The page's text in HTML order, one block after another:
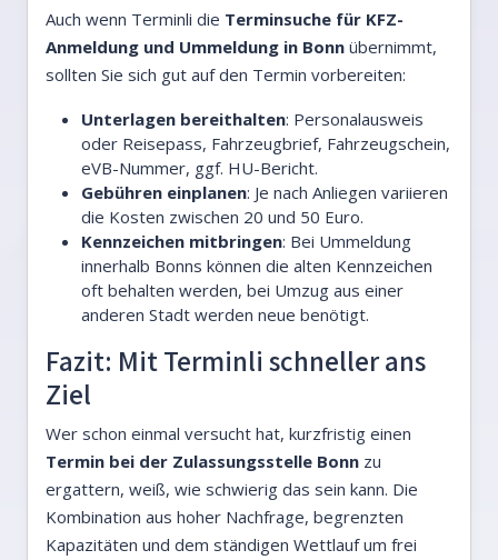
Auch wenn Terminli die Terminsuche für KFZ-
Anmeldung und Ummeldung in Bonn übernimmt,
sollten Sie sich gut auf den Termin vorbereiten:
Unterlagen bereithalten: Personalausweis
oder Reisepass, Fahrzeugbrief, Fahrzeugschein,
eVB-Nummer, ggf. HU-Bericht.
Gebühren einplanen: Je nach Anliegen variieren
die Kosten zwischen 20 und 50 Euro.
Kennzeichen mitbringen: Bei Ummeldung
innerhalb Bonns können die alten Kennzeichen
oft behalten werden, bei Umzug aus einer
anderen Stadt werden neue benötigt.
Fazit: Mit Terminli schneller ans
Ziel
Wer schon einmal versucht hat, kurzfristig einen
Termin bei der Zulassungsstelle Bonn zu
ergattern, weiß, wie schwierig das sein kann. Die
Kombination aus hoher Nachfrage, begrenzten
Kapazitäten und dem ständigen Wettlauf um frei